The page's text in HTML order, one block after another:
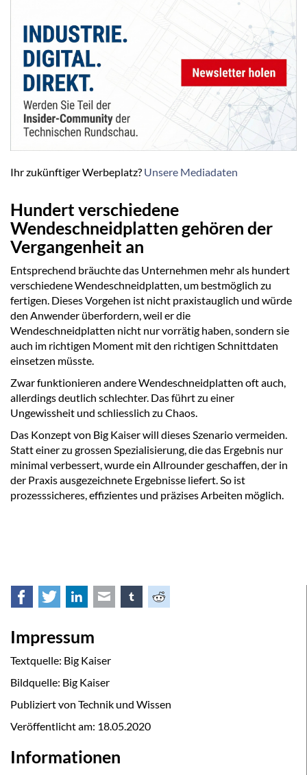
Ihr zukünftiger Werbeplatz? Unsere Mediadaten
Hundert verschiedene
Wendeschneidplatten gehören der
Vergangenheit an
Entsprechend bräuchte das Unternehmen mehr als hundert
verschiedene Wendeschneidplatten, um bestmöglich zu
fertigen. Dieses Vorgehen ist nicht praxistauglich und würde
den Anwender überfordern, weil er die
Wendeschneidplatten nicht nur vorrätig haben, sondern sie
auch im richtigen Moment mit den richtigen Schnittdaten
einsetzen müsste.
Zwar funktionieren andere Wendeschneidplatten oft auch,
allerdings deutlich schlechter. Das führt zu einer
Ungewissheit und schliesslich zu Chaos.
Das Konzept von Big Kaiser will dieses Szenario vermeiden.
Statt einer zu grossen Spezialisierung, die das Ergebnis nur
minimal verbessert, wurde ein Allrounder geschaffen, der in
der Praxis ausgezeichnete Ergebnisse liefert. So ist
prozesssicheres, effizientes und präzises Arbeiten möglich.
Facebook
TwitterLinkedInE-mail tumblrReddit
Impressum
Textquelle: Big Kaiser
Bildquelle: Big Kaiser
Publiziert von Technik und Wissen
Veröffentlicht am: 18.05.2020
Informationen